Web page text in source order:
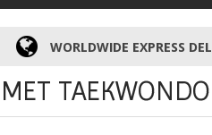
WORLDWIDE EXPRESS